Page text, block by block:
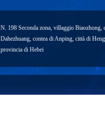
N. 198 Seconda zona, villaggio Biaozhong,
Dahezhuang, contea di Anping, città di
provincia di Hebei